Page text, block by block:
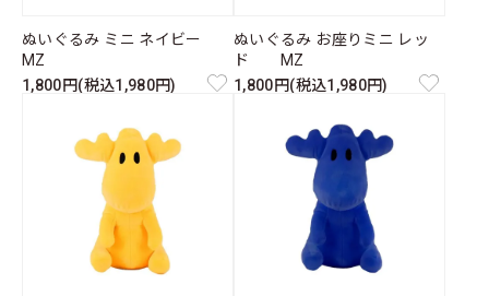
ぬいぐるみ ミニ ネイビー
MZ
1,800円(税込1,980円)
ぬいぐるみ お座りミニ レッ
ド MZ
1,800円(税込1,980円)